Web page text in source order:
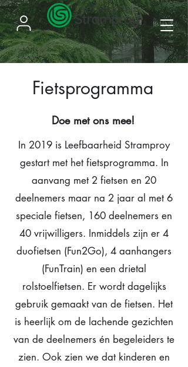
Fietsprogramma
Doe met ons mee!
In 2019 is Leefbaarheid Stramproy
gestart met het fietsprogramma. In
aanvang met 2 fietsen en 20
deelnemers maar na 2 jaar al met 6
speciale fietsen, 160 deelnemers en
40 vrijwilligers. Inmiddels zijn er 4
duofietsen (Fun2Go), 4 aanhangers
(FunTrain) en een drietal
rolstoelfietsen. Er wordt dagelijks
gebruik gemaakt van de fietsen. Het
is heerlijk om de lachende gezichten
van de deelnemers én begeleiders te
zien. Ook zien we dat kinderen en